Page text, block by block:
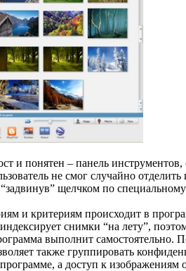
и понятен – панель
не смог случайно
щелчком по
и критериям происходит в
снимки “на лету”,
выполнит
также группировать
а доступ к изображениям